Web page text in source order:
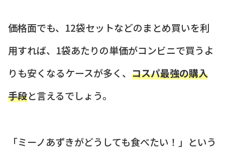
価格面でも、12袋セットなどのまとめ買いを利
用すれば、1袋あたりの単価がコンビニで買うよ
りも安くなるケースが多く、 コスパ最強の購入
手段と言えるでしょう。
「ミーノあずきがどうしても食べたい！」という